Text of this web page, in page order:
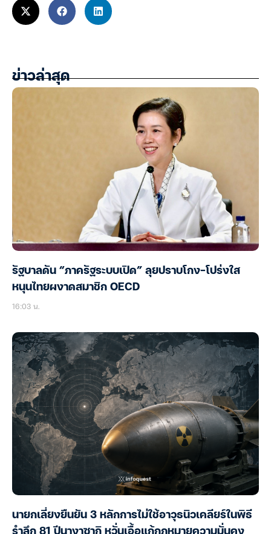
ข่าวล่าสุด
รัฐบาลดัน “ภาครัฐระบบเปิด” ลุยปราบโกง-โปร่งใส
หนุนไทยผงาดสมาชิก OECD
16:03 น.
นายกเลี่ยงยืนยัน 3 หลักการไม่ใช้อาวุธนิวเคลียร์ในพิธี
รำลึก 81 ปีนางาซากิ หวั่นเอื้อแก้กฎหมายความมั่นคง